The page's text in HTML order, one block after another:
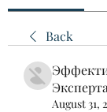
Back
August 31,